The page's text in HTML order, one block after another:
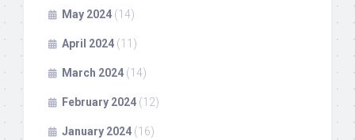
May 2024 (14)
April 2024 (11)
March 2024 (14)
February 2024 (12)
January 2024 (16)